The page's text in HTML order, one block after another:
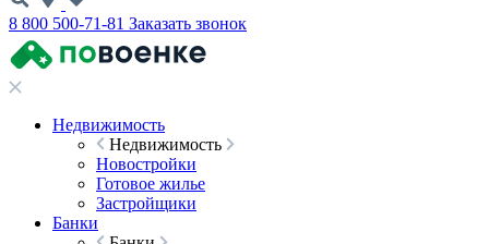
8 800 500-71-81 Заказать звонок
Недвижимость
Недвижимость
Новостройки
Готовое жилье
Застройщики
Банки